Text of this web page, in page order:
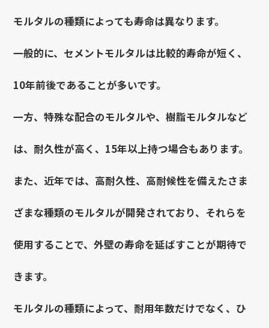
モルタルの種類によっても寿命は異なります。
一般的に、セメントモルタルは比較的寿命が短く、
10年前後であることが多いです。
一方、特殊な配合のモルタルや、樹脂モルタルなど
は、耐久性が高く、15年以上持つ場合もあります。
また、近年では、高耐久性、高耐候性を備えたさま
ざまな種類のモルタルが開発されており、それらを
使用することで、外壁の寿命を延ばすことが期待で
きます。
モルタルの種類によって、耐用年数だけでなく、ひ